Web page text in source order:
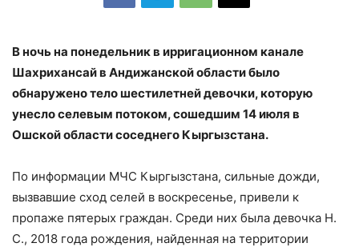
В ночь на понедельник в ирригационном канале
Шахрихансай в Андижанской области было
обнаружено тело шестилетней девочки, которую
унесло селевым потоком, сошедшим 14 июля в
Ошской области соседнего Кыргызстана.
По информации МЧС Кыргызстана, сильные дожди,
вызвавшие сход селей в воскресенье, привели к
пропаже пятерых граждан. Среди них была девочка Н.
С., 2018 года рождения, найденная на территории